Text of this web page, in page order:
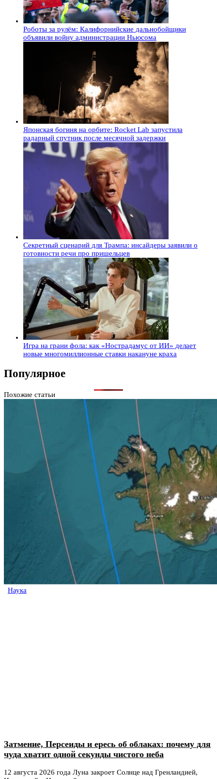
Роботы за рулём: Калифорнийские дальнобойщики
объявили войну администрации Ньюсома
Японская богиня на орбите: Rocket Lab запустила
радарный спутник после месячной задержки
Секретный сценарий для Трампа: инсайдеры заявили о
готовности речи про пришельцев
Игра на грани фола: как «Нострадамус от ИИ» делает
новые многомиллионные ставки накануне краха
Популярное
Похожие статьи
Наука
Затмение, Персеиды и ересь об облаках: почему для
чуда хватит одной секунды чистого неба
12 августа 2026 года Луна закроет Солнце над Гренландией,